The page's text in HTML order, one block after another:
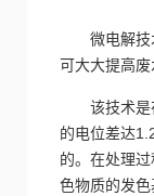
微电解
可大大提高
该技术
的电位差达
的。在处理
色物质的发